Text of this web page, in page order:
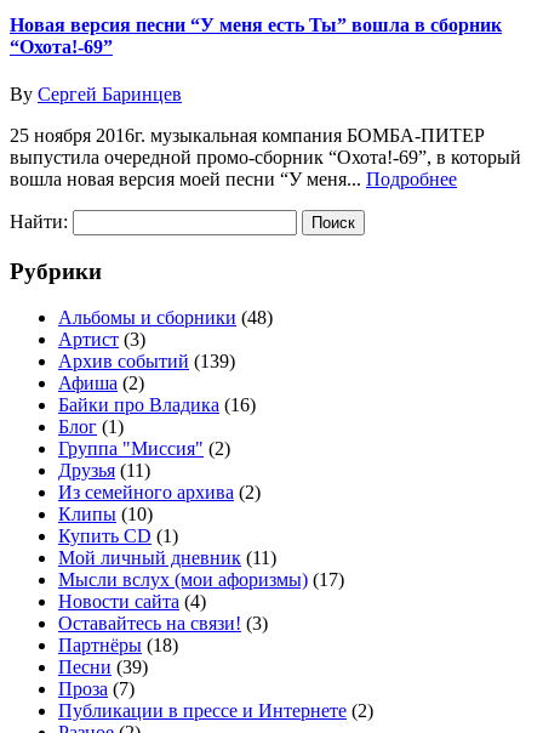
Новая версия песни “У меня есть Ты” вошла в сборник
“Охота!-69”
By Сергей Баринцев
25 ноября 2016г. музыкальная компания БОМБА-ПИТЕР
выпустила очередной промо-сборник “Охота!-69”, в который
вошла новая версия моей песни “У меня... Подробнее
Найти:
Рубрики
Альбомы и сборники (48)
Артист (3)
Архив событий (139)
Афиша (2)
Байки про Владика (16)
Блог (1)
Группа "Миссия" (2)
Друзья (11)
Из семейного архива (2)
Клипы (10)
Купить CD (1)
Мой личный дневник (11)
Мысли вслух (мои афоризмы) (17)
Новости сайта (4)
Оставайтесь на связи! (3)
Партнёры (18)
Песни (39)
Проза (7)
Публикации в прессе и Интернете (2)